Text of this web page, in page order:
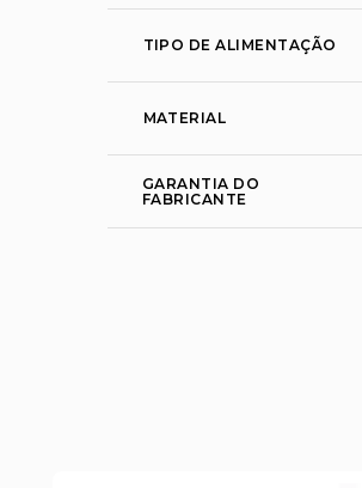
TIPO DE ALIMENTAÇÃO
MATERIAL
GARANTIA DO
FABRICANTE